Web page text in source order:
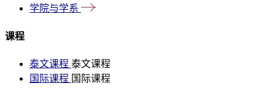
学院与学系
课程
泰文课程 泰文课程
国际课程 国际课程